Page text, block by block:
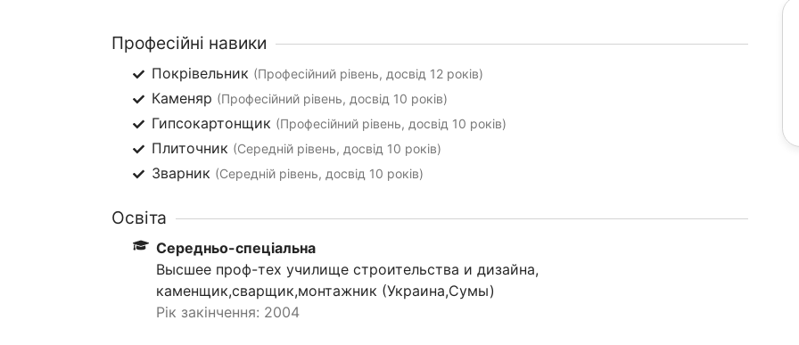
Професійні навики
Покрівельник (Професійний рівень, досвід 12 років)
Каменяр (Професійний рівень, досвід 10 років)
Гипсокартонщик (Професійний рівень, досвід 10 років)
Плиточник (Середній рівень, досвід 10 років)
Зварник (Середній рівень, досвід 10 років)
Освіта
Середньо-спеціальна
Высшее проф-тех училище строительства и дизайна,
каменщик,сварщик,монтажник (Украина,Сумы)
Рік закінчення: 2004